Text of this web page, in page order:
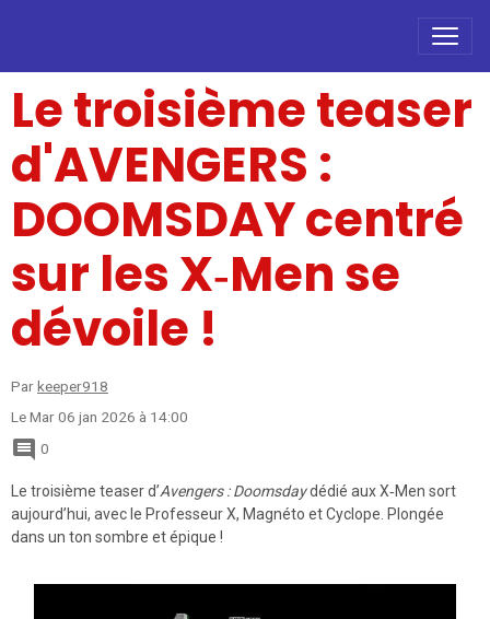
Le troisième teaser
d'AVENGERS :
DOOMSDAY centré
sur les X‑Men se
dévoile !
Parkeeper918
Le Mar 06 jan 2026 à 14:00
0
Le troisième teaser d’Avengers : Doomsdaydédié aux X‑Men sort
aujourd’hui, avec le Professeur X, Magnéto et Cyclope. Plongée
dans un ton sombre et épique !